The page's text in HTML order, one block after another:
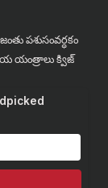
జంతు పశుసంవర్ధకం
యంత్రాలు క్విజ్